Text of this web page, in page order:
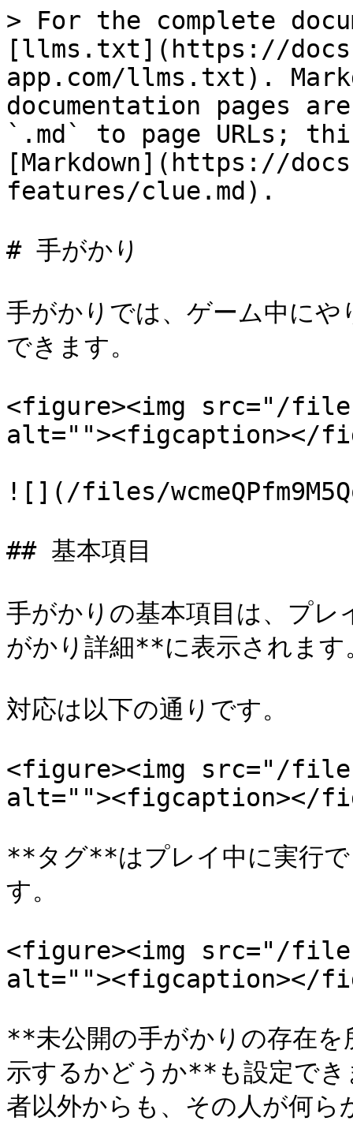
> For the complete
[llms.txt](https://
app.com/llms.txt).
documentation pages
`.md` to page URLs;
[Markdown](https://
features/clue.md).
# 手がかり
手がかりでは、ゲーム中に
できます。
<figure><img src="/files/
alt=""><figcaption></
![](/files/
## 基本項目
手がかりの基本項目は、プ
がかり詳細**に表示されます
対応は以下の通りです。
<figure><img src="/files/
alt=""><figcaption></
**タグ**はプレイ中に実行で
す。
<figure><img src="/files/
alt=""><figcaption></
**未公開の手がかりの存在を
示するかどうか**も設定でき
者以外からも、その人が何